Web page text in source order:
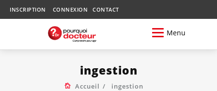
INSCRIPTION CONNEXION CONTACT
Menu
ingestion
Accueil ingestion